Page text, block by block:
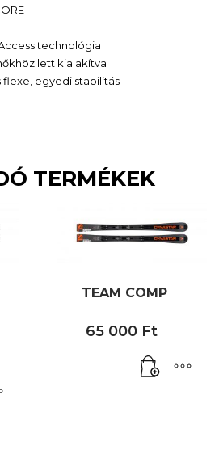
technológia
lett kialakítva
egyedi stabilitás
TERMÉKEK
TEAM COMP
65 000 Ft